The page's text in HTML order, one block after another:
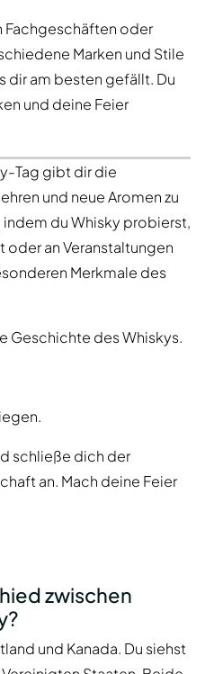
Fachgeschäften oder
Marken und Stile
dir am besten gefällt. Du
und deine Feier
Tag gibt dir die
und neue Aromen zu
du Whisky probierst,
an Veranstaltungen
Merkmale des
Geschichte des Whiskys.
schließe dich der
an. Mach deine Feier
zwischen
und Kanada. Du siehst